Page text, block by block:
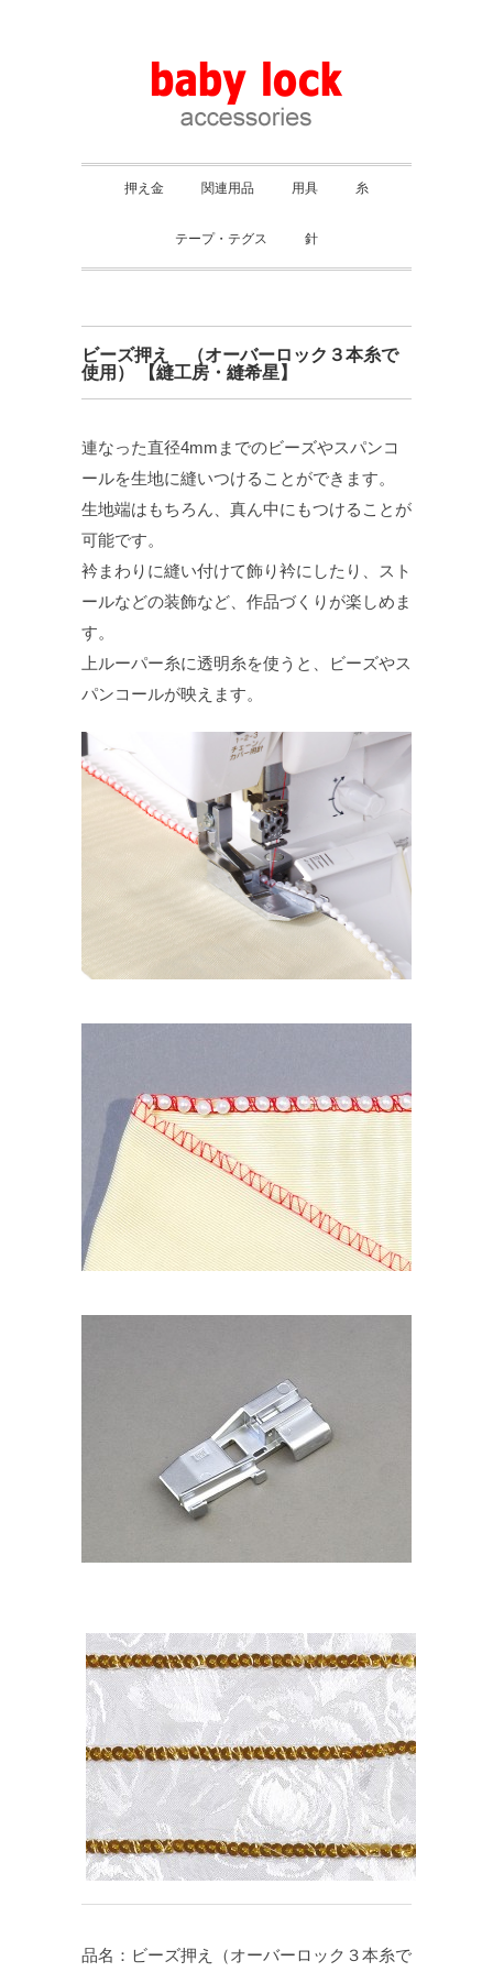
押え金 関連用品 用具 糸
テープ・テグス 針
ビーズ押え （オーバーロック３本糸で
使用） 【縫工房・縫希星】
連なった直径4mmまでのビーズやスパンコ
ールを生地に縫いつけることができます。
生地端はもちろん、真ん中にもつけることが
可能です。
衿まわりに縫い付けて飾り衿にしたり、スト
ールなどの装飾など、作品づくりが楽しめま
す。
上ルーパー糸に透明糸を使うと、ビーズやス
パンコールが映えます。
品名：ビーズ押え（オーバーロック３本糸で